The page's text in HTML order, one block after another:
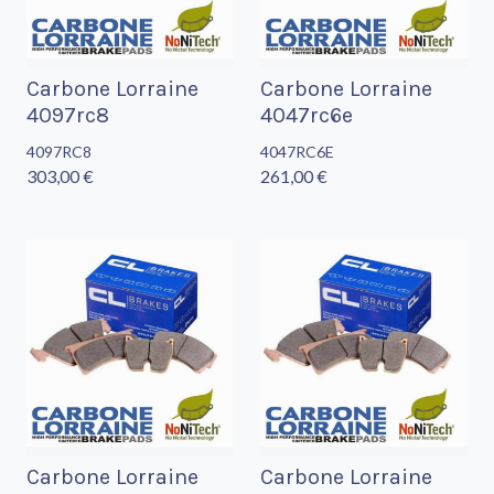
Carbone Lorraine
4097rc8
4097RC8
303,00 €
Carbone Lorraine
4047rc6e
4047RC6E
261,00 €
Carbone Lorraine
Carbone Lorraine